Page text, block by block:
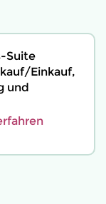
Suite
Einkauf,
und